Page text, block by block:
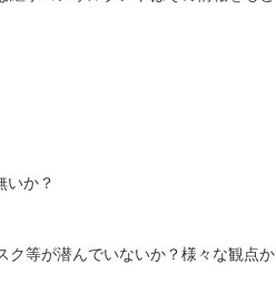
いか？
ク等が潜んでいないか？様々な観点か